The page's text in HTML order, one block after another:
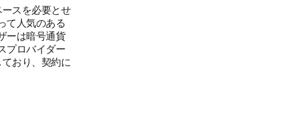
スを必要とせ
て人気のある
ーは暗号通貨
プロバイダー
おり、契約に